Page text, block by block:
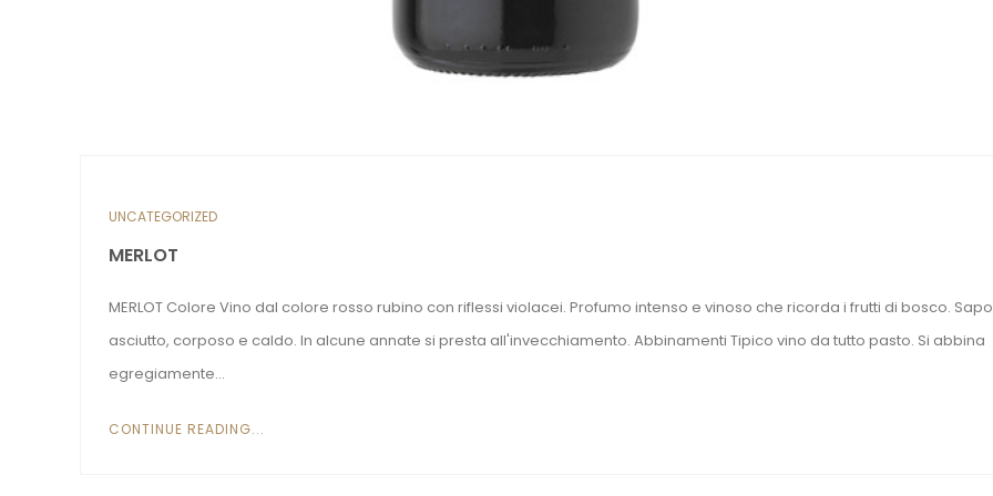
UNCATEGORIZED
MERLOT
MERLOT Colore Vino dal colore rosso rubino con riflessi violacei. Profumo intenso e vinoso che ricorda i frutti di bosco.
asciutto, corposo e caldo. In alcune annate si presta all'invecchiamento. Abbinamenti Tipico vino da tutto pasto. Si abbina
egregiamente...
CONTINUE READING...